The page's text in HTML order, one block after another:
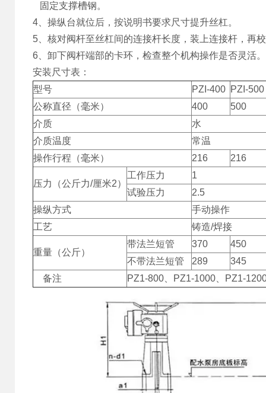
固定支撑槽钢。
4、操纵台就位后，按说明书要求尺寸提升丝杠。
5、核对阀杆至丝杠间的连接杆长度，装上连接杆，再
6、卸下阀杆端部的卡环，检查整个机构操作是否灵活。
安装尺寸表：
型号
PZI-400 PZI-500
公称直径（毫米）
400
500
介质
水
介质温度
常温
操作行程（毫米）
216 216
压力（公斤力/厘米2）
工作压力
1
试验压力
2.5
操纵方式
手动操作
工艺
铸造/焊接
重量（公斤）
带法兰短管 370
450
不带法兰短管
289
345
备注
PZ1-800、PZ1-1000、PZ1-